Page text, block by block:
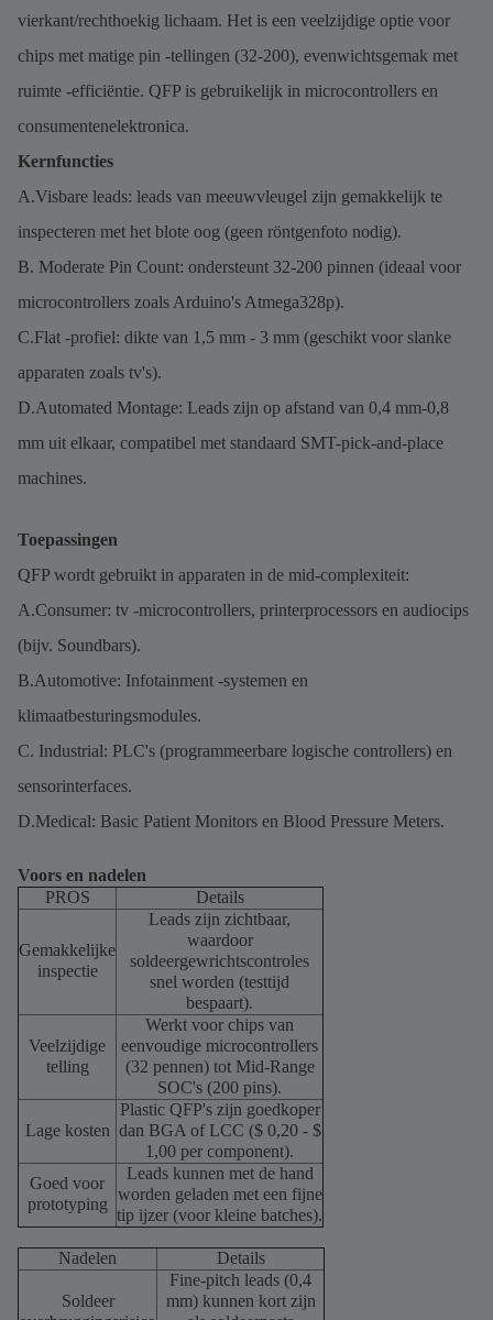
vierkant/rechthoekig lichaam. Het is een veelzijdige optie voor
chips met matige pin -tellingen (32-200), evenwichtsgemak met
ruimte -efficiëntie. QFP is gebruikelijk in microcontrollers en
consumentenelektronica.
Kernfuncties
A.Visbare leads: leads van meeuwvleugel zijn gemakkelijk te
inspecteren met het blote oog (geen röntgenfoto nodig).
B. Moderate Pin Count: ondersteunt 32-200 pinnen (ideaal voor
microcontrollers zoals Arduino's Atmega328p).
C.Flat -profiel: dikte van 1,5 mm - 3 mm (geschikt voor slanke
apparaten zoals tv's).
D.Automated Montage: Leads zijn op afstand van 0,4 mm-0,8
mm uit elkaar, compatibel met standaard SMT-pick-and-place
machines.
Toepassingen
QFP wordt gebruikt in apparaten in de mid-complexiteit:
A.Consumer: tv -microcontrollers, printerprocessors en audiocips
(bijv. Soundbars).
B.Automotive: Infotainment -systemen en
klimaatbesturingsmodules.
C. Industrial: PLC's (programmeerbare logische controllers) en
sensorinterfaces.
D.Medical: Basic Patient Monitors en Blood Pressure Meters.
Voors en nadelen
PROS
Details
Gemakkelijke
inspectie
Leads zijn zichtbaar,
waardoor
soldeergewrichtscontroles
snel worden (testtijd
bespaart).
Veelzijdige
telling
Werkt voor chips van
eenvoudige microcontrollers
(32 pennen) tot Mid-Range
SOC's (200 pins).
Lage kosten
Plastic QFP's zijn goedkoper
dan BGA of LCC ($ 0,20 - $
1,00 per component).
Goed voor
prototyping
Leads kunnen met de hand
worden geladen met een fijne
tip ijzer (voor kleine batches).
Nadelen Details
Soldeer
Fine-pitch leads (0,4
mm) kunnen kort zijn